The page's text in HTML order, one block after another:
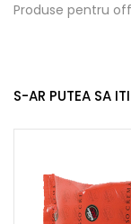
Produse pentru
S-AR PUTEA SA